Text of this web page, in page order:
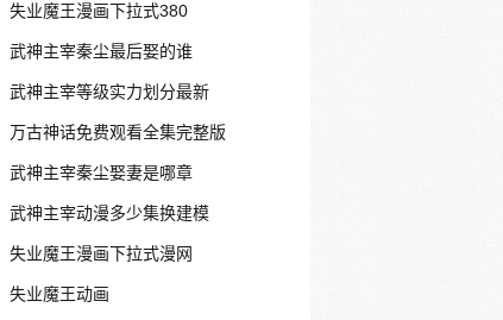
失业魔王漫画下拉式380
武神主宰秦尘最后娶的谁
武神主宰等级实力划分最新
万古神话免费观看全集完整版
武神主宰秦尘娶妻是哪章
武神主宰动漫多少集换建模
失业魔王漫画下拉式漫网
失业魔王动画